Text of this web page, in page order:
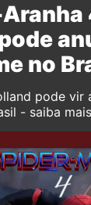
no
pode vir
- saiba mais